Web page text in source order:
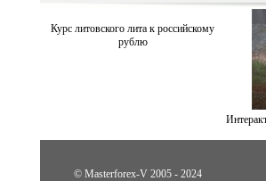
Курс литовского лита к российскому
рублю
© Masterforex-V 2005 - 2024